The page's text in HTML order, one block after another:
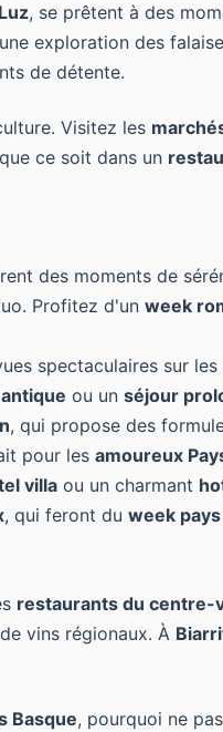
, se prêtent à des
exploration des
de détente.
Visitez les
ce soit dans un
des moments de
Profitez d'un week
spectaculaires sur
ou un séjour
, qui propose des
pour les amoureux
villa ou un charmant
, qui feront du week
restaurants du centre-
vins régionaux. À
Basque, pourquoi ne